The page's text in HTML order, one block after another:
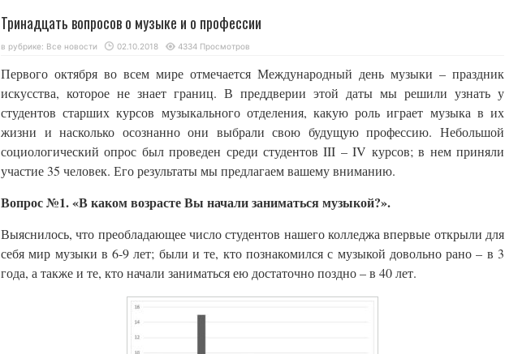
Тринадцать вопросов о музыке и о профессии
в рубрике: Все новости 02.10.2018 4334 Просмотров
Первого октября во всем мире отмечается Международный день музыки – праздник
искусства, которое не знает границ. В преддверии этой даты мы решили узнать у
студентов старших курсов музыкального отделения, какую роль играет музыка в их
жизни и насколько осознанно они выбрали свою будущую профессию. Небольшой
социологический опрос был проведен среди студентов III – IV курсов; в нем приняли
участие 35 человек. Его результаты мы предлагаем вашему вниманию.
Вопрос №1. «В каком возрасте Вы начали заниматься музыкой?».
Выяснилось, что преобладающее число студентов нашего колледжа впервые открыли для
себя мир музыки в 6-9 лет; были и те, кто познакомился с музыкой довольно рано – в 3
года, а также и те, кто начали заниматься ею достаточно поздно – в 40 лет.